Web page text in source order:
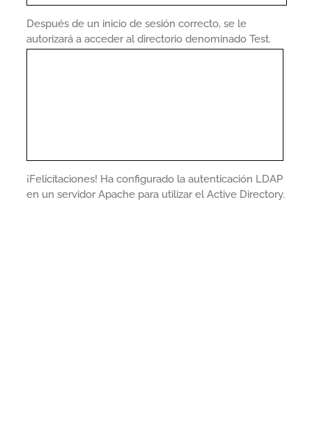
Después de un inicio de sesión correcto, se le
autorizará a acceder al directorio denominado Test.
¡Felicitaciones! Ha configurado la autenticación LDAP
en un servidor Apache para utilizar el Active Directory.